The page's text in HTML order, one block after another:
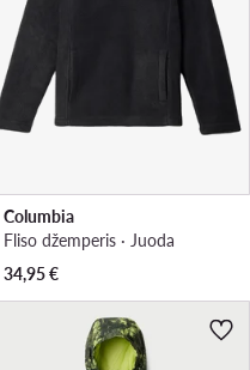
Columbia
Fliso džemperis · Juoda
34,95€